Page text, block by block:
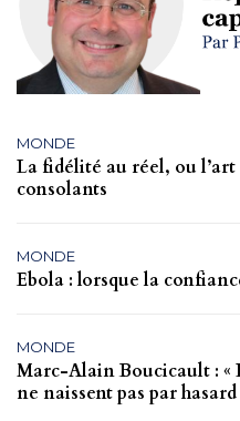
MONDE
La fidélité au réel, ou
consolants
MONDE
Ebola : lorsque la
MONDE
Marc-Alain Boucicault : «
ne naissent pas par hasard